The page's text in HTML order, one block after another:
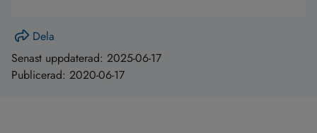
Dela
Senast uppdaterad: 2025-06-17
Publicerad: 2020-06-17